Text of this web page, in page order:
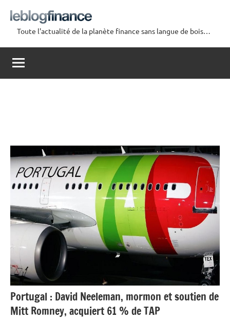
contenu
Le
Blog
Finance
Toute l'actualité de la planète finance sans langue de bois…
Portugal : David Neeleman, mormon et soutien de
Mitt Romney, acquiert 61 % de TAP